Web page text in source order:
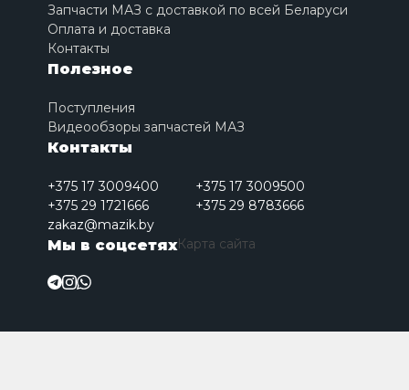
Запчасти МАЗ с доставкой по всей Беларуси
Оплата и доставка
Контакты
Полезное
Поступления
Видеообзоры запчастей МАЗ
Контакты
+375 17 3009400
+375 17 3009500
+375 29 1721666
+375 29 8783666
zakaz@mazik.by
Мы в соцсетяхКарта сайта